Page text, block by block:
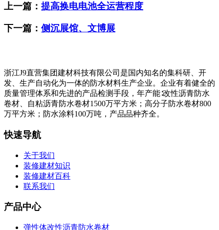
上一篇： 提高换电电池全运营程度
下一篇： 侧沉展馆、文博展
浙江J9直营集团建材科技有限公司是国内知名的集科研、开
发、生产自动化为一体的防水材料生产企业。企业有着健全的
质量管理体系和先进的产品检测手段，年产能∶改性沥青防水
卷材、自粘沥青防水卷材1500万平方米；高分子防水卷材800
万平方米；防水涂料100万吨，产品品种齐全。
快速导航
关于我们
装修建材知识
装修建材百科
联系我们
产品中心
弹性体改性沥青防水卷材